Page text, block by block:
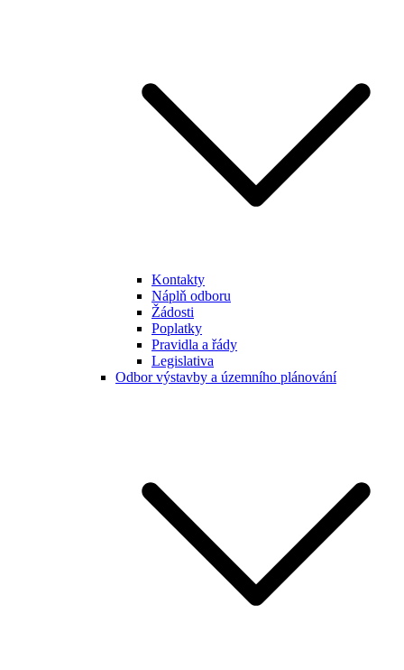
Kontakty
Náplň odboru
Žádosti
Poplatky
Pravidla a řády
Legislativa
Odbor výstavby a územního plánování